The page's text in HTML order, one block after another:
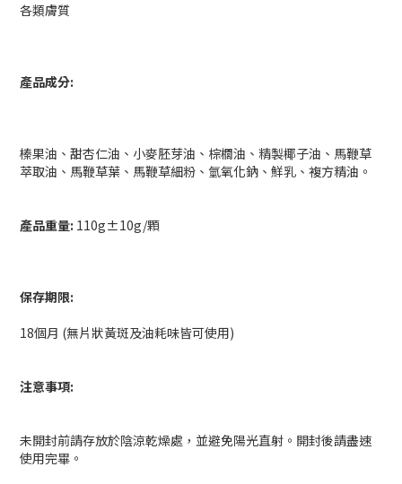
各類膚質
產品成分:
榛果油、甜杏仁油、小麥胚芽油、棕櫚油、精製椰子油、馬鞭草
萃取油、馬鞭草葉、馬鞭草細粉、氫氧化鈉、鮮乳、複方精油。
產品重量: 110g±10g/顆
保存期限:
18個月 (無片狀黃斑及油耗味皆可使用)
注意事項:
未開封前請存放於陰涼乾燥處，並避免陽光直射。開封後請盡速
使用完畢。